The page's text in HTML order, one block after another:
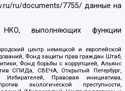
ru/documents/7755/ данные на
выполняющих функции
центр немецкой и европейской
Фонд защиты прав граждан Штаб,
Фонд борьбы с коррупцией, Альянс
СПИДа, СВЕЧА, Открытый Петербург,
Избирателей, Правовая инициатива,
экологической преступности,